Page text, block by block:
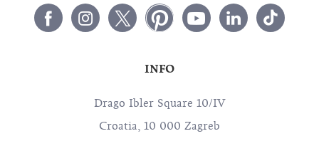
INFO
Drago Ibler Square 10/IV
Croatia, 10 000 Zagreb